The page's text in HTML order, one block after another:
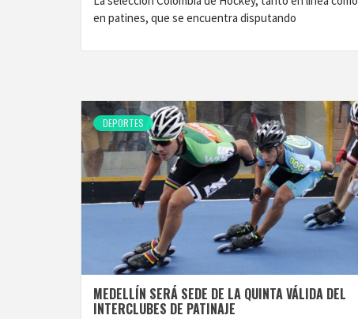
en patines, que se encuentra disputando
DEPORTES
MEDELLÍN SERÁ SEDE DE LA QUINTA VÁLIDA DEL
INTERCLUBES DE PATINAJE